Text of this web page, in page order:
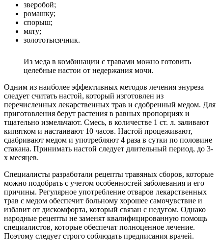
зверобой;
ромашку;
спорыш;
мяту;
золототысячник.
Из меда в комбинации с травами можно готовить
целебные настои от недержания мочи.
Одним из наиболее эффективных методов лечения энуреза
следует считать настой, который изготовлен из
перечисленных лекарственных трав и сдобренный медом. Для
приготовления берут растения в равных пропорциях и
тщательно измельчают. Смесь, в количестве 1 ст. л. заливают
кипятком и настаивают 10 часов. Настой процеживают,
сдабривают медом и употребляют 4 раза в сутки по половине
стакана. Принимать настой следует длительный период, до 3-
х месяцев.
Специалисты разработали рецепты травяных сборов, которые
можно подобрать с учетом особенностей заболевания и его
причины. Регулярное употребление отваров лекарственных
трав с медом обеспечит больному хорошее самочувствие и
избавит от дискомфорта, который связан с недугом. Однако
народные рецепты не заменят квалифицированную помощь
специалистов, которые обеспечат полноценное лечение.
Поэтому следует строго соблюдать предписания врачей.